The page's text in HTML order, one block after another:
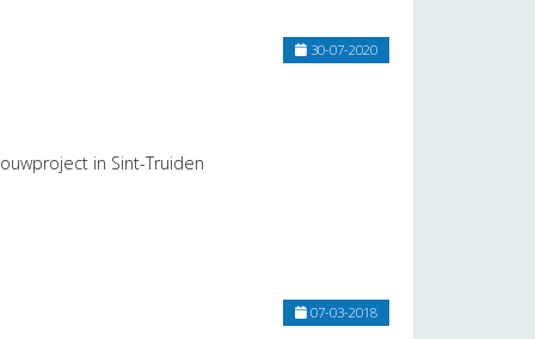
30-07-2020
in Sint-Truiden
07-03-2018